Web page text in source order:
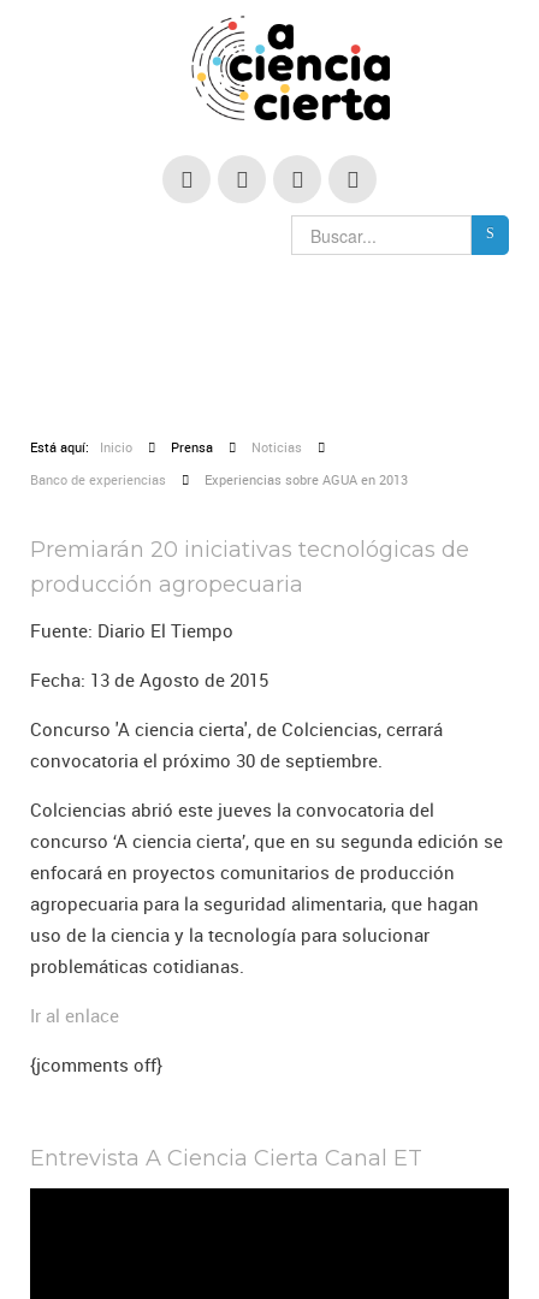
Está aquí: Inicio Prensa
Noticias
Banco de experiencias
Experiencias sobre AGUA en 2013
Premiarán 20 iniciativas tecnológicas de
producción agropecuaria
Fuente: Diario El Tiempo
Fecha: 13 de Agosto de 2015
Concurso 'A ciencia cierta', de Colciencias, cerrará
convocatoria el próximo 30 de septiembre.
Colciencias abrió este jueves la convocatoria del
concurso ‘A ciencia cierta’, que en su segunda edición se
enfocará en proyectos comunitarios de producción
agropecuaria para la seguridad alimentaria, que hagan
uso de la ciencia y la tecnología para solucionar
problemáticas cotidianas.
Ir al enlace
{jcomments off}
Entrevista A Ciencia Cierta Canal ET